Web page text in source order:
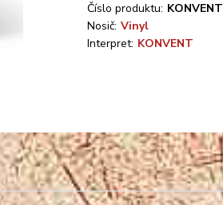
Číslo produktu: KONVENT
Nosič: Vinyl
Interpret: KONVENT